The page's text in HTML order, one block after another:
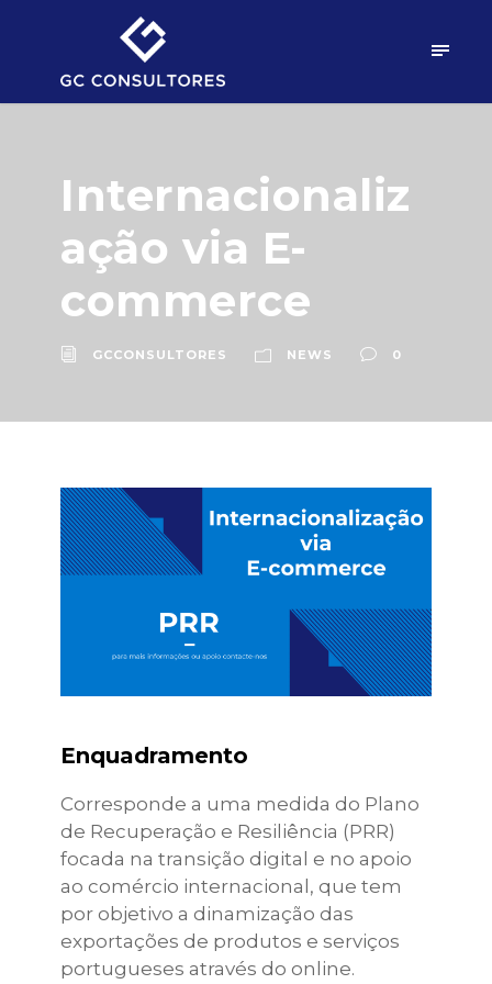
Internacionaliz
ação via E-
commerce
GCCONSULTORES NEWS 0
Enquadramento
Corresponde a uma medida do Plano
de Recuperação e Resiliência (PRR)
focada na transição digital e no apoio
ao comércio internacional, que tem
por objetivo a dinamização das
exportações de produtos e serviços
portugueses através do online.